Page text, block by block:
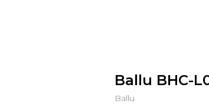
Ballu BHC-
Ballu